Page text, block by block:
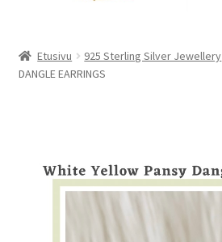
Tuotteet
Etusivu 925 Sterling Silver Jewellery
DANGLE EARRINGS